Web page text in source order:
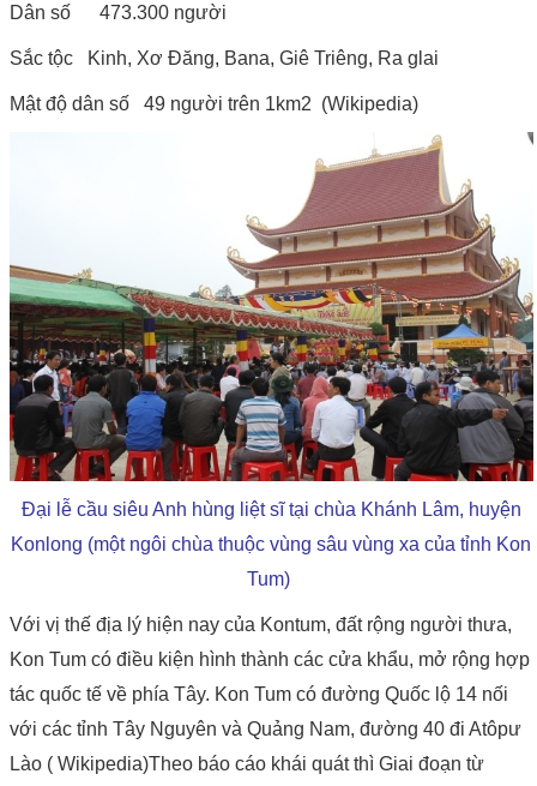
Dân số 473.300 người
Sắc tộc Kinh, Xơ Đăng, Bana, Giê Triêng, Ra glai
Mật độ dân số 49 người trên 1km2 (Wikipedia)
Đại lễ cầu siêu Anh hùng liệt sĩ tại chùa Khánh Lâm, huyện
Konlong (một ngôi chùa thuộc vùng sâu vùng xa của tỉnh Kon
Tum)
Với vị thế địa lý hiện nay của Kontum, đất rộng người thưa,
Kon Tum có điều kiện hình thành các cửa khẩu, mở rộng hợp
tác quốc tế về phía Tây. Kon Tum có đường Quốc lộ 14 nối
với các tỉnh Tây Nguyên và Quảng Nam, đường 40 đi Atôpư
Lào ( Wikipedia)Theo báo cáo khái quát thì Giai đoạn từ